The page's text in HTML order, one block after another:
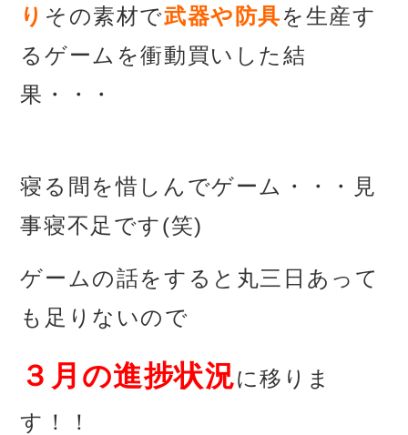
り その素材で武器や防具を生産す
るゲームを衝動買いした結
果・・・
寝る間を惜しんでゲーム・・・ 見
事寝不足です(笑)
ゲームの話をすると丸三日あって
も 足りないので
３月の進捗状況に移りま
す！！